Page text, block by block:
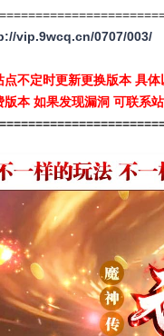
vip.9wcq.cn/0707/003/
不定时更新更换版本 具
本 如果发现漏洞 可联系